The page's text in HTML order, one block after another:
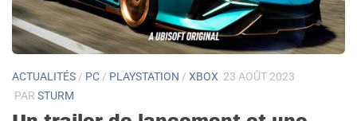
ACTUALITÉS / PC / PLAYSTATION / XBOX 23 AOÛT 2023
PAR STURM